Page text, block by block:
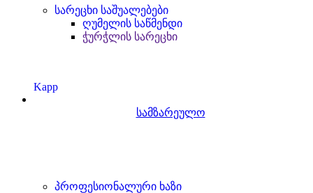
სარეცხი საშუალებები
ღუმელის საწმენდი
ჭურჭლის სარეცხი
Kapp
სამზარეულო
პროფესიონალური ხაზი